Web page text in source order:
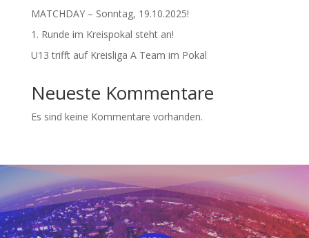
MATCHDAY – Sonntag, 19.10.2025!
1. Runde im Kreispokal steht an!
U13 trifft auf Kreisliga A Team im Pokal
Neueste Kommentare
Es sind keine Kommentare vorhanden.